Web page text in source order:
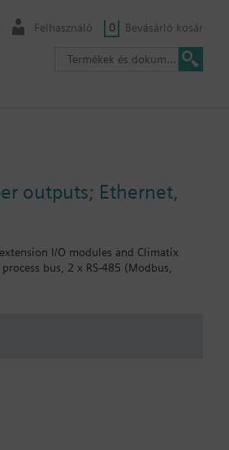
Felhasználó 0 Bevásárló kosár
outputs; Ethernet,
I/O modules and Climatix
bus, 2 x RS-485 (Modbus,